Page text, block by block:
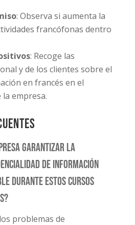
: Observa si aumenta la
francófonas dentro
: Recoge las
y de los clientes sobre el
en francés en el
empresa.
garantizar la
de información
durante estos cursos
problemas de